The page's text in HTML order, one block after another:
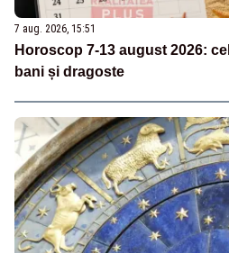
7 aug. 2026, 15:51
Horoscop 7-13 august 2026:
bani și dragoste